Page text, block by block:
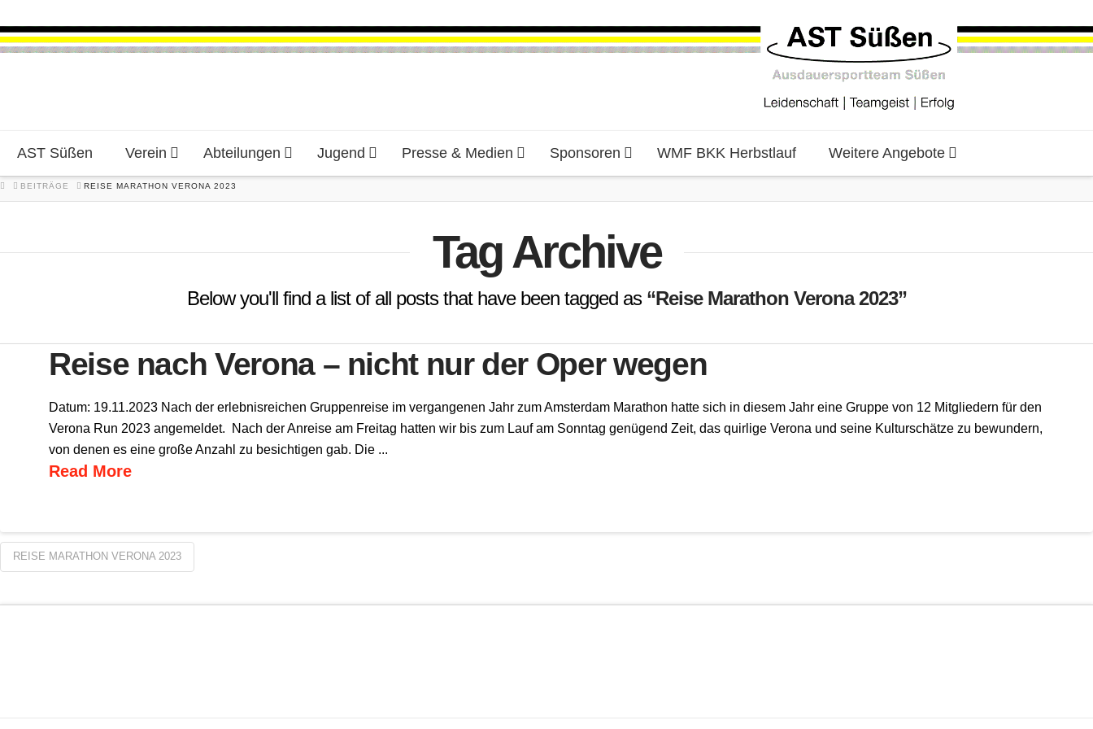
AST Süßen Verein Abteilungen Jugend Presse & Medien Sponsoren WMF BKK Herbstlauf Weitere Angebote
HOMEBEITRÄGE REISE MARATHON VERONA 2023
Tag Archive
Below you'll find a list of all posts that have been tagged as “Reise Marathon Verona 2023”
Reise nach Verona – nicht nur der Oper wegen
Datum: 19.11.2023 Nach der erlebnisreichen Gruppenreise im vergangenen Jahr zum Amsterdam Marathon hatte sich in diesem Jahr eine Gruppe von 12 Mitgliedern für den
Verona Run 2023 angemeldet. Nach der Anreise am Freitag hatten wir bis zum Lauf am Sonntag genügend Zeit, das quirlige Verona und seine Kulturschätze zu bewundern,
von denen es eine große Anzahl zu besichtigen gab. Die ...
Read More
REISE MARATHON VERONA 2023